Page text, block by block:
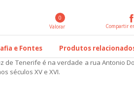
0
Valorar
Compartir
e Fontes Produtos
de Tenerife é na verdade a rua Antonio
séculos XV e XVI.